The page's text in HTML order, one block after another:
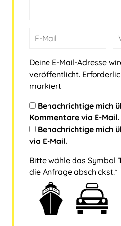
Deine E-Mail-Adresse
veröffentlicht.
markiert
Benachrichtige mich
Kommentare via E-Mail.
Benachrichtige mich
via E-Mail.
Bitte wähle das Symbol
die Anfrage abschickst.*